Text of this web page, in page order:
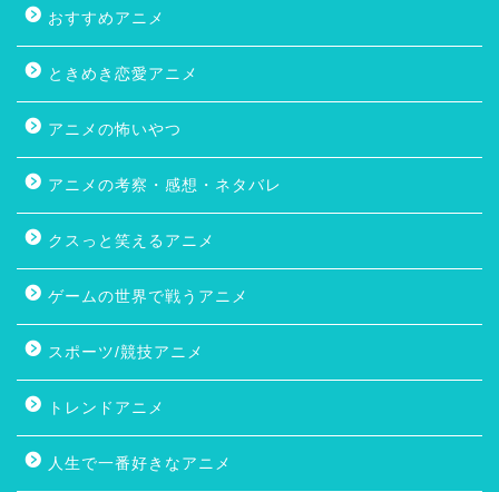
おすすめアニメ
ときめき恋愛アニメ
アニメの怖いやつ
アニメの考察・感想・ネタバレ
クスっと笑えるアニメ
ゲームの世界で戦うアニメ
スポーツ/競技アニメ
トレンドアニメ
人生で一番好きなアニメ